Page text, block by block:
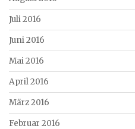
Juli 2016
Juni 2016
Mai 2016
April 2016
März 2016
Februar 2016